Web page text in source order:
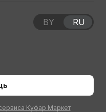
Куфар Маркет
BY RU